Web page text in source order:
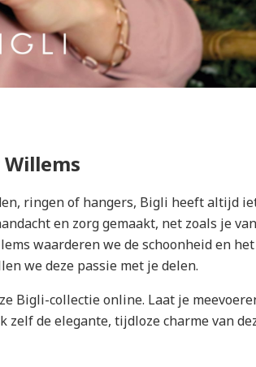
ringen of hangers, Bigli heeft altijd
en zorg gemaakt, net zoals je van
waarderen we de schoonheid en het
we deze passie met je delen.
Bigli-collectie online. Laat je
zelf de elegante, tijdloze charme van